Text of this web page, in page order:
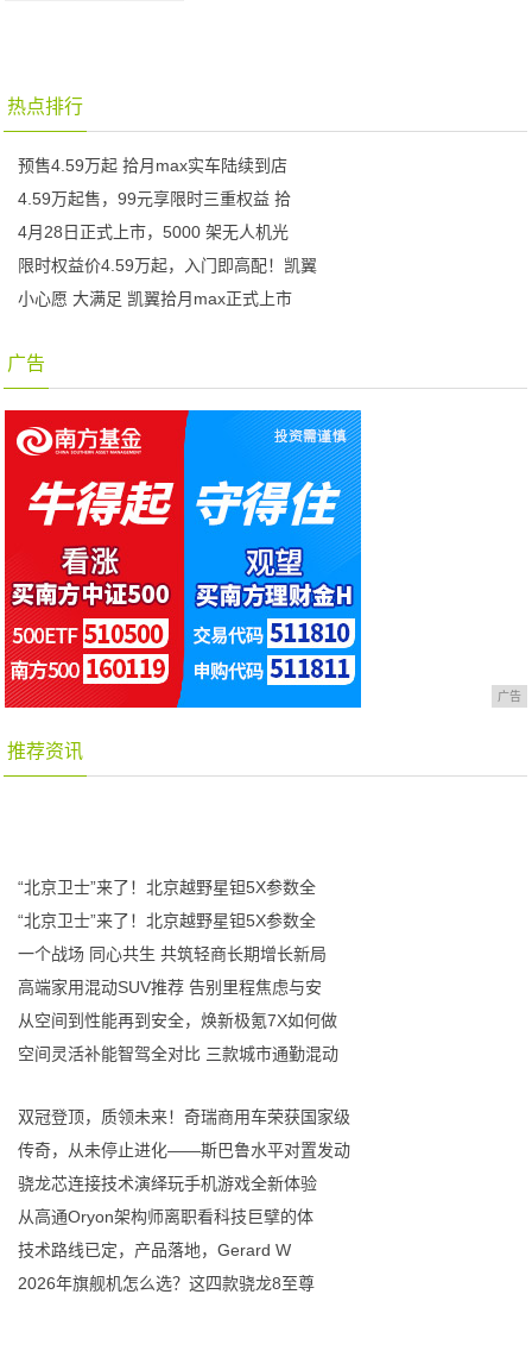
热点排行
预售4.59万起 拾月max实车陆续到店
4.59万起售，99元享限时三重权益 拾
4月28日正式上市，5000 架无人机光
限时权益价4.59万起，入门即高配！凯翼
小心愿 大满足 凯翼拾月max正式上市
广告
广告
推荐资讯
“北京卫士”来了！北京越野星钽5X参数全
“北京卫士”来了！北京越野星钽5X参数全
一个战场 同心共生 共筑轻商长期增长新局
高端家用混动SUV推荐 告别里程焦虑与安
从空间到性能再到安全，焕新极氪7X如何做
空间灵活补能智驾全对比 三款城市通勤混动
双冠登顶，质领未来！奇瑞商用车荣获国家级
传奇，从未停止进化——斯巴鲁水平对置发动
骁龙芯连接技术演绎玩手机游戏全新体验
从高通Oryon架构师离职看科技巨擘的体
技术路线已定，产品落地，Gerard W
2026年旗舰机怎么选？这四款骁龙8至尊